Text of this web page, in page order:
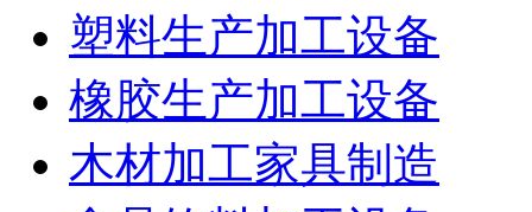
塑料生产加工设备
橡胶生产加工设备
木材加工家具制造